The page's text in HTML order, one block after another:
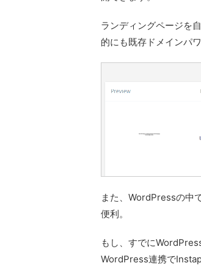
ランディングページを
的にも既存ドメインパ
また、WordPressの中
便利。
もし、すでに
WordPress連携で